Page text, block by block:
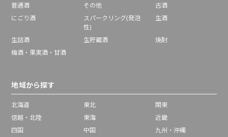
普通酒
その他
古酒
にごり酒
スパークリング(発泡
性)
生酒
生詰酒 生貯蔵酒
焼酎
梅酒・果実酒・甘酒
地域から探す
北海道 東北
関東
信越・北陸
東海
近畿
四国
中国 九州・沖縄